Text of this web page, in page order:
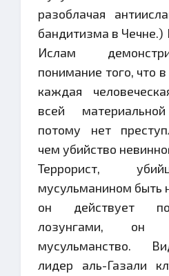
разоблачая
бандитизма в Чечне.)
Ислам
понимание того, что
каждая
всей
потому нет
чем убийство
Террорист,
мусульманином быть
он действует
лозунгами, он
мусульманство.
лидер аль-Газали